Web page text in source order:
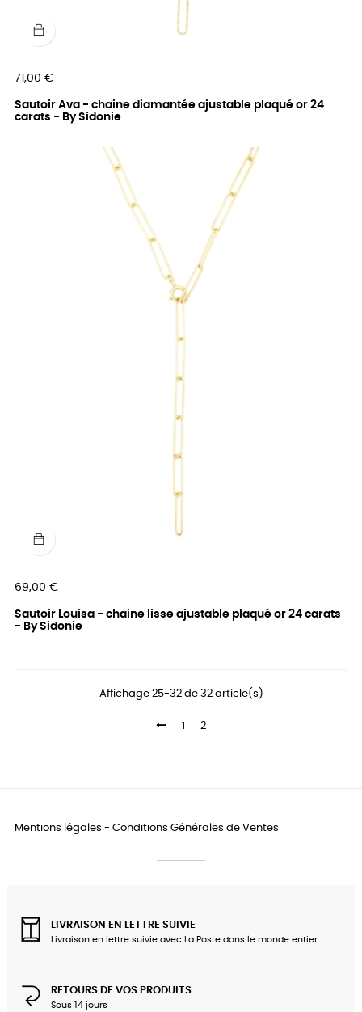
Prix
71,00 €
Sautoir Ava - chaine diamantée ajustable plaqué or 24
carats - By Sidonie
Prix
69,00 €
Sautoir Louisa - chaine lisse ajustable plaqué or 24 carats
- By Sidonie
Affichage 25-32 de 32 article(s)
1 2
Mentions légales - Conditions Générales de Ventes
LIVRAISON EN LETTRE SUIVIE
Livraison en lettre suivie avec La Poste dans le monde entier
RETOURS DE VOS PRODUITS
Sous 14 jours